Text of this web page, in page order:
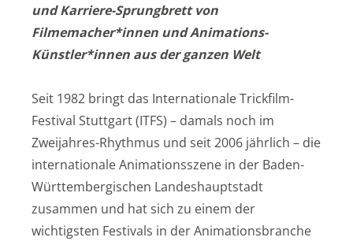
und Karriere-Sprungbrett von
Filmemacher*innen und Animations-
Künstler*innen aus der ganzen Welt
Seit 1982 bringt das Internationale Trickfilm-
Festival Stuttgart (ITFS) – damals noch im
Zweijahres-Rhythmus und seit 2006 jährlich – die
internationale Animationsszene in der Baden-
Württembergischen Landeshauptstadt
zusammen und hat sich zu einem der
wichtigsten Festivals in der Animationsbranche